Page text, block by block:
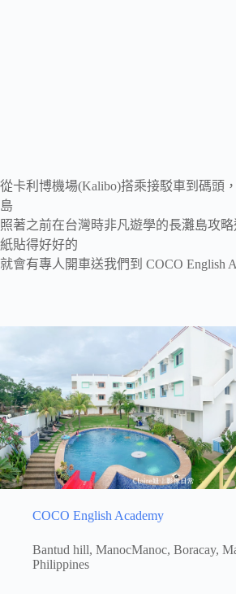
從卡利博機場(Kalibo)搭乘接駁車到碼頭
島
照著之前在台灣時非凡遊學的長灘島攻
紙貼得好好的
就會有專人開車送我們到 COCO English
COCO English Academy
Bantud hill, ManocManoc, Boracay,
Philippines